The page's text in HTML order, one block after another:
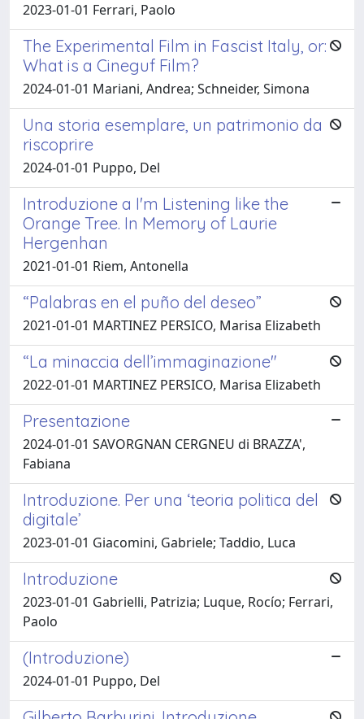
2023-01-01 Ferrari, Paolo
The Experimental Film in Fascist Italy, or:
What is a Cineguf Film?
2024-01-01 Mariani, Andrea; Schneider, Simona
Una storia esemplare, un patrimonio da
riscoprire
2024-01-01 Puppo, Del
Introduzione a I'm Listening like the
Orange Tree. In Memory of Laurie
Hergenhan
2021-01-01 Riem, Antonella
“Palabras en el puño del deseo”
2021-01-01 MARTINEZ PERSICO, Marisa Elizabeth
“La minaccia dell’immaginazione"
2022-01-01 MARTINEZ PERSICO, Marisa Elizabeth
Presentazione
2024-01-01 SAVORGNAN CERGNEU di BRAZZA',
Fabiana
Introduzione. Per una ‘teoria politica del
digitale’
2023-01-01 Giacomini, Gabriele; Taddio, Luca
Introduzione
2023-01-01 Gabrielli, Patrizia; Luque, Rocío; Ferrari,
Paolo
(Introduzione)
2024-01-01 Puppo, Del